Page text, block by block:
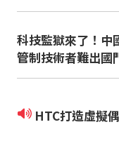
科技監獄來了！中
管制技術者難出國
HTC打造虛擬